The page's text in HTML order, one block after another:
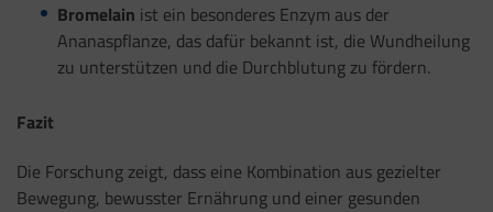
Bromelain ist ein besonderes Enzym aus der
Ananaspflanze, das dafür bekannt ist, die Wundheilung
zu unterstützen und die Durchblutung zu fördern.
Fazit
Die Forschung zeigt, dass eine Kombination aus gezielter
Bewegung, bewusster Ernährung und einer gesunden